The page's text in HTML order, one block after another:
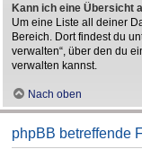
Kann ich eine Übersicht
Um eine Liste all deiner
Bereich. Dort findest du
verwalten“, über den du
verwalten kannst.
Nach oben
phpBB betreffende